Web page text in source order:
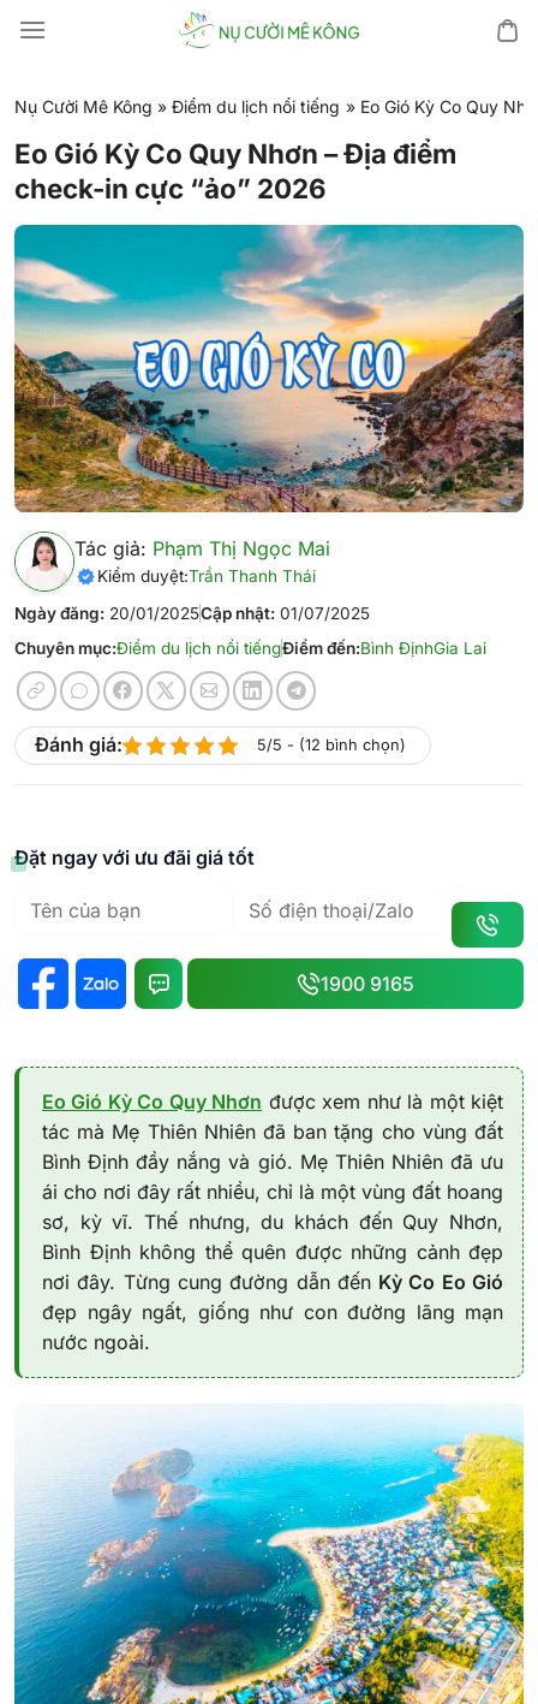
đến
dung
Nụ Cười Mê Kông » Điểm du lịch nổi tiếng » Eo Gió Kỳ Co Quy
Eo Gió Kỳ Co Quy Nhơn – Địa điểm
check-in cực “ảo” 2026
Tác giả: Phạm Thị Ngọc Mai
Kiểm duyệt:Trần Thanh Thái
Ngày đăng: 20/01/2025Cập nhật: 01/07/2025
Chuyên mục:Điểm du lịch nổi tiếngĐiểm đến:Bình ĐịnhGia Lai
Đánh giá: 5/5 - (12 bình chọn)
Đặt ngay với ưu đãi giá tốt
1900 9165
Eo Gió Kỳ Co Quy Nhơn được xem như là một kiệt
tác mà Mẹ Thiên Nhiên đã ban tặng cho vùng đất
Bình Định đầy nắng và gió. Mẹ Thiên Nhiên đã ưu
ái cho nơi đây rất nhiều, chỉ là một vùng đất hoang
sơ, kỳ vĩ. Thế nhưng, du khách đến Quy Nhơn,
Bình Định không thể quên được những cảnh đẹp
nơi đây. Từng cung đường dẫn đến Kỳ Co Eo Gió
đẹp ngây ngất, giống như con đường lãng mạn
nước ngoài.